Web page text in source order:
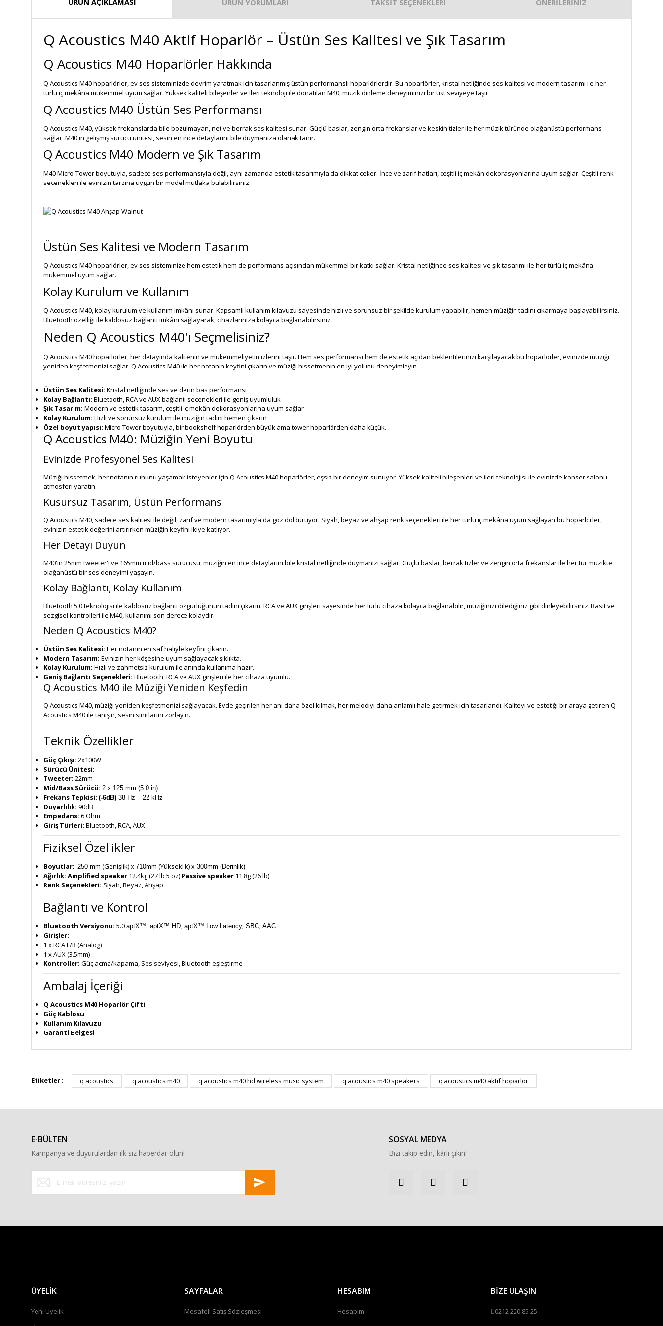
ÜRÜN YORUMLARI TAKSİT SEÇENEKLERİ ÖNERİLERİNİZ
Q Acoustics M40 Aktif Hoparlör – Üstün Ses Kalitesi ve Şık Tasarım
Q Acoustics M40 Hoparlörler Hakkında
Q Acoustics M40 hoparlörler, ev ses sisteminizde devrim yaratmak için tasarlanmış üstün performanslı hoparlörlerdir. Bu hoparlörler, kristal netliğinde ses kalitesi ve modern tasarımı ile her
türlü iç mekâna mükemmel uyum sağlar. Yüksek kaliteli bileşenler ve ileri teknoloji ile donatılan M40, müzik dinleme deneyiminizi bir üst seviyeye taşır.
Q Acoustics M40 Üstün Ses Performansı
Q Acoustics M40, yüksek frekanslarda bile bozulmayan, net ve berrak ses kalitesi sunar. Güçlü baslar, zengin orta frekanslar ve keskin tizler ile her müzik türünde olağanüstü performans
sağlar. M40'ın gelişmiş sürücü ünitesi, sesin en ince detaylarını bile duymanıza olanak tanır.
Q Acoustics M40 Modern ve Şık Tasarım
M40 Micro-Tower boyutuyla, sadece ses performansıyla değil, aynı zamanda estetik tasarımıyla da dikkat çeker. İnce ve zarif hatları, çeşitli iç mekân dekorasyonlarına uyum sağlar. Çeşitli renk
seçenekleri ile evinizin tarzına uygun bir model mutlaka bulabilirsiniz.
Üstün Ses Kalitesi ve Modern Tasarım
Q Acoustics M40 hoparlörler, ev ses sisteminize hem estetik hem de performans açısından mükemmel bir katkı sağlar. Kristal netliğinde ses kalitesi ve şık tasarımı ile her türlü iç mekâna
mükemmel uyum sağlar.
Kolay Kurulum ve Kullanım
Q Acoustics M40, kolay kurulum ve kullanım imkânı sunar. Kapsamlı kullanım kılavuzu sayesinde hızlı ve sorunsuz bir şekilde kurulum yapabilir, hemen müziğin tadını çıkarmaya başlayabilirsiniz.
Bluetooth özelliği ile kablosuz bağlantı imkânı sağlayarak, cihazlarınıza kolayca bağlanabilirsiniz.
Neden Q Acoustics M40'ı Seçmelisiniz?
Q Acoustics M40 hoparlörler, her detayında kalitenin ve mükemmeliyetin izlerini taşır. Hem ses performansı hem de estetik açıdan beklentilerinizi karşılayacak bu hoparlörler, evinizde müziği
yeniden keşfetmenizi sağlar. Q Acoustics M40 ile her notanın keyfini çıkarın ve müziği hissetmenin en iyi yolunu deneyimleyin.
Üstün Ses Kalitesi: Kristal netliğinde ses ve derin bas performansı
Kolay Bağlantı: Bluetooth, RCA ve AUX bağlantı seçenekleri ile geniş uyumluluk
Şık Tasarım: Modern ve estetik tasarım, çeşitli iç mekân dekorasyonlarına uyum sağlar
Kolay Kurulum: Hızlı ve sorunsuz kurulum ile müziğin tadını hemen çıkarın
Özel boyut yapısı: Micro Tower boyutuyla, bir bookshelf hoparlörden büyük ama tower hoparlörden daha küçük.
Q Acoustics M40: Müziğin Yeni Boyutu
Evinizde Profesyonel Ses Kalitesi
Müziği hissetmek, her notanın ruhunu yaşamak isteyenler için Q Acoustics M40 hoparlörler, eşsiz bir deneyim sunuyor. Yüksek kaliteli bileşenleri ve ileri teknolojisi ile evinizde konser salonu
atmosferi yaratın.
Kusursuz Tasarım, Üstün Performans
Q Acoustics M40, sadece ses kalitesi ile değil, zarif ve modern tasarımıyla da göz dolduruyor. Siyah, beyaz ve ahşap renk seçenekleri ile her türlü iç mekâna uyum sağlayan bu hoparlörler,
evinizin estetik değerini artırırken müziğin keyfini ikiye katlıyor.
Her Detayı Duyun
M40'ın 25mm tweeter'ı ve 165mm mid/bass sürücüsü, müziğin en ince detaylarını bile kristal netliğinde duymanızı sağlar. Güçlü baslar, berrak tizler ve zengin orta frekanslar ile her tür müzikte
olağanüstü bir ses deneyimi yaşayın.
Kolay Bağlantı, Kolay Kullanım
Bluetooth 5.0 teknolojisi ile kablosuz bağlantı özgürlüğünün tadını çıkarın. RCA ve AUX girişleri sayesinde her türlü cihaza kolayca bağlanabilir, müziğinizi dilediğiniz gibi dinleyebilirsiniz. Basit ve
sezgisel kontrolleri ile M40, kullanımı son derece kolaydır.
Neden Q Acoustics M40?
Üstün Ses Kalitesi: Her notanın en saf haliyle keyfini çıkarın.
Modern Tasarım: Evinizin her köşesine uyum sağlayacak şıklıkta.
Kolay Kurulum: Hızlı ve zahmetsiz kurulum ile anında kullanıma hazır.
Geniş Bağlantı Seçenekleri: Bluetooth, RCA ve AUX girişleri ile her cihaza uyumlu.
Q Acoustics M40 ile Müziği Yeniden Keşfedin
Q Acoustics M40, müziği yeniden keşfetmenizi sağlayacak. Evde geçirilen her anı daha özel kılmak, her melodiyi daha anlamlı hale getirmek için tasarlandı. Kaliteyi ve estetiği bir araya getiren Q
Acoustics M40 ile tanışın, sesin sınırlarını zorlayın.
Teknik Özellikler
Güç Çıkışı: 2x100W
Sürücü Ünitesi:
Tweeter: 22mm
Mid/Bass Sürücü: 2 x 125 mm (5.0 in)
Frekans Tepkisi: (-6dB) 38 Hz – 22 kHz
Duyarlılık: 90dB
Empedans: 6 Ohm
Giriş Türleri: Bluetooth, RCA, AUX
Fiziksel Özellikler
Boyutlar: 250 mm (Genişlik) x 710mm (Yükseklik) x 300mm (Derinlik)
Ağırlık: Amplified speaker 12.4kg (27 lb 5 oz) Passive speaker 11.8g (26 lb)
Renk Seçenekleri: Siyah, Beyaz, Ahşap
Bağlantı ve Kontrol
Bluetooth Versiyonu: 5.0 aptX™, aptX™ HD, aptX™ Low Latency, SBC, AAC
Girişler:
1 x RCA L/R (Analog)
1 x AUX (3.5mm)
Kontroller: Güç açma/kapama, Ses seviyesi, Bluetooth eşleştirme
Ambalaj İçeriği
Q Acoustics M40 Hoparlör Çifti
Güç Kablosu
Kullanım Kılavuzu
Garanti Belgesi
Bu ürüne ilk yorumu siz yapın!
Yorum Yaz
Görüş ve önerileriniz için teşekkür ederiz.
Ürün fiyatı diğer sitelerden daha pahalı.
Bu ürüne benzer farklı alternatifler olmalı.
Etiketler : q acoustics q acoustics m40 q acoustics m40 hd wireless music system q acoustics m40 speakers q acoustics m40 aktif hoparlör
E-BÜLTEN
Kampanya ve duyurulardan ilk siz haberdar olun!
SOSYAL MEDYA
Bizi takip edin, kârlı çıkın!
ÜYELİK
Yeni Üyelik
SAYFALAR
Mesafeli Satış Sözleşmesi
HESABIM
Hesabım
BİZE ULAŞIN
0212 220 85 25